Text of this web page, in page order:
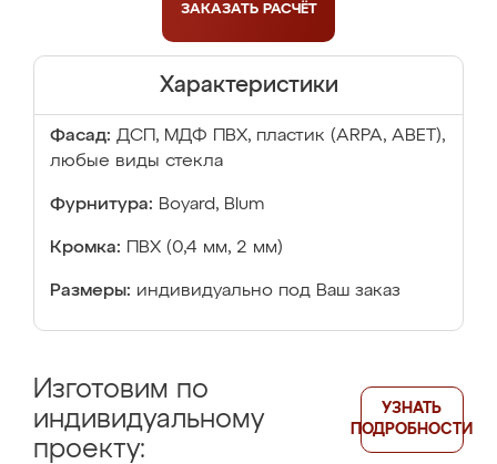
ЗАКАЗАТЬ РАСЧЁТ
Характеристики
Фасад: ДСП, МДФ ПВХ, пластик (ARPA, ABET),
любые виды стекла
Фурнитура: Boyard, Blum
Кромка: ПВХ (0,4 мм, 2 мм)
Размеры: индивидуально под Ваш заказ
Изготовим по
индивидуальному
проекту:
УЗНАТЬ
ПОДРОБНОСТИ